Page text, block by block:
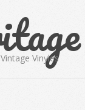
Vinyles